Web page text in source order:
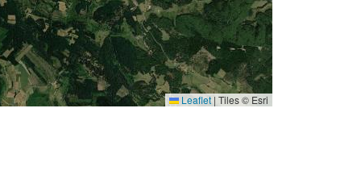
Leaflet | Tiles © Esri